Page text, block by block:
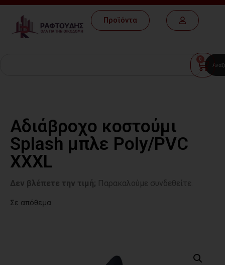
Προϊόντα
0
Αδιάβροχο κοστούμι
Splash μπλε Poly/PVC
XXXL
Δεν βλέπετε την τιμή; Παρακαλούμε συνδεθείτε.
Σε απόθεμα